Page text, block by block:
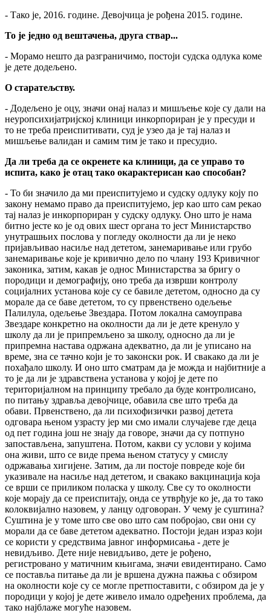
- Тако је, 2016. године. Девојчица је рођена 2015. године.
То је једно од вештачења, друга ствар...
- Морамо нешто да разграничимо, постоји судска одлука коме
је дете додељено.
О старатељству.
- Додељено је оцу, значи онај налаз и мишљење које су дали на
неуропсихијатријској клиници инкорпориран је у пресуди и
то не треба преиспитивати, суд је узео да је тај налаз и
мишљење валидан и самим тим је тако и пресудио.
Да ли треба да се окренете ка клиници, да се управо то
испита, како је отац тако окарактерисан као способан?
- То би значило да ми преиспитујемо и судску одлуку коју по
закону немамо право да преиспитујемо, јер као што сам рекао
тај налаз је инкорпориран у судску одлуку. Оно што је нама
битно јесте ко је од ових шест органа то јест Министарство
унутрашњих послова у погледу околности да ли је неко
пријављивао насиље над дететом, занемаривање или грубо
занемаривање које је кривично дело по члану 193 Кривичног
законика, затим, какав је однос Министарства за бригу о
породици и демографију, оно треба да изврши контролу
социјалних установа које су се бавиле дететом, односно да су
морале да се баве дететом, то су првенствено одељење
Палилула, одељење Звездара. Потом локална самоуправа
Звездаре конкретно на околности да ли је дете кренуло у
школу да ли је припремљено за школу, односно да ли је
припремна настава одржана адекватно, да ли је уписано на
време, зна се тачно који је то законски рок. И свакако да ли је
похађало школу. И оно што сматрам да је можда и најбитније а
то је да ли је здравствена установа у којој је дете по
територијалном на принципу требало да буде контролисано,
по питању здравља девојчице, обавила све што треба да
обави. Првенствено, да ли психофизички развој детета
одговара њеном узрасту јер ми смо имали случајеве где деца
од пет година још не знају да говоре, значи да су потпуно
запостављена, запуштена. Потом, какви су услови у којима
она живи, што се виде према њеном статусу у смислу
одржавања хигијене. Затим, да ли постоје повреде које би
указивале на насиље над дететом, и свакако вакцинација која
се врши се приликом поласка у школу. Све су то околности
које морају да се преиспитају, онда се утврђује ко је, да то тако
колоквијално назовем, у ланцу одговоран. У чему је суштина?
Суштина је у томе што све ово што сам побројао, сви они су
морали да се баве дететом адекватно. Постоји један израз који
се користи у средствима јавног информисања - дете је
невидљиво. Дете није невидљиво, дете је рођено,
регистровано у матичним књигама, значи евидентирано. Само
се поставља питање да ли је вршена дужна пажња с обзиром
на околности које су се могле претпоставити, с обзиром да је у
породици у којој је дете живело имало одређених проблема, да
тако најблаже могуће назовем.